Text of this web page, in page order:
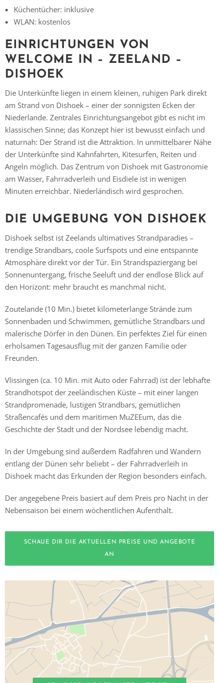
Küchentücher: inklusive
WLAN: kostenlos
EINRICHTUNGEN VON
WELCOME IN – ZEELAND –
DISHOEK
Die Unterkünfte liegen in einem kleinen, ruhigen Park direkt
am Strand von Dishoek – einer der sonnigsten Ecken der
Niederlande. Zentrales Einrichtungsangebot gibt es nicht im
klassischen Sinne; das Konzept hier ist bewusst einfach und
naturnah: Der Strand ist die Attraktion. In unmittelbarer Nähe
der Unterkünfte sind Kahnfahrten, Kitesurfen, Reiten und
Angeln möglich. Das Zentrum von Dishoek mit Gastronomie
am Wasser, Fahrradverleih und Eisdiele ist in wenigen
Minuten erreichbar. Niederländisch wird gesprochen.
DIE UMGEBUNG VON DISHOEK
Dishoek selbst ist Zeelands ultimatives Strandparadies –
trendige Strandbars, coole Surfspots und eine entspannte
Atmosphäre direkt vor der Tür. Ein Strandspaziergang bei
Sonnenuntergang, frische Seeluft und der endlose Blick auf
den Horizont: mehr braucht es manchmal nicht.
Zoutelande (10 Min.) bietet kilometerlange Strände zum
Sonnenbaden und Schwimmen, gemütliche Strandbars und
malerische Dörfer in den Dünen. Ein perfektes Ziel für einen
erholsamen Tagesausflug mit der ganzen Familie oder
Freunden.
Vlissingen (ca. 10 Min. mit Auto oder Fahrrad) ist der lebhafte
Strandhotspot der zeeländischen Küste – mit einer langen
Strandpromenade, lustigen Strandbars, gemütlichen
Straßencafés und dem maritimen MuZEEum, das die
Geschichte der Stadt und der Nordsee lebendig macht.
In der Umgebung sind außerdem Radfahren und Wandern
entlang der Dünen sehr beliebt – der Fahrradverleih in
Dishoek macht das Erkunden der Region besonders einfach.
Der angegebene Preis basiert auf dem Preis pro Nacht in der
Nebensaison bei einem wöchentlichen Aufenthalt.
SCHAUE DIR DIE AKTUELLEN PREISE UND ANGEBOTE
AN
Vielen Dank für das Abonnieren unseres Newsletters.